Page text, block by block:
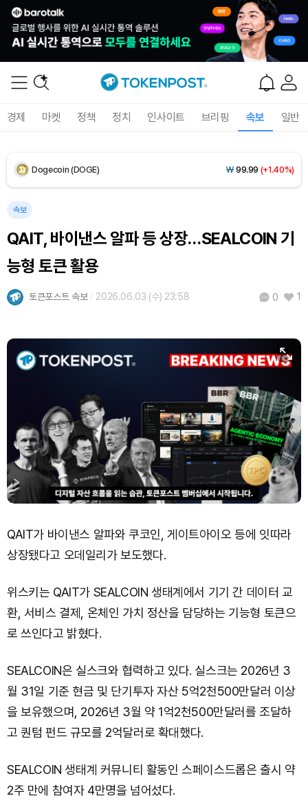
경제 마켓 정책 정치 인사이트 브리핑 속보 일반
XRP (XRP) ₩1,469(+1.06%)
Dogecoin (DOGE) ₩ 99.99 (+1.40%)
속보
QAIT, 바이낸스 알파 등 상장…SEALCOIN 기
능형 토큰 활용
토큰포스트 속보 2026.06.03 (수) 23:58 0 1
QAIT가 바이낸스 알파와 쿠코인, 게이트아이오 등에 잇따라
상장됐다고 오데일리가 보도했다.
위스키는 QAIT가 SEALCOIN 생태계에서 기기 간 데이터 교
환, 서비스 결제, 온체인 가치 정산을 담당하는 기능형 토큰으
로 쓰인다고 밝혔다.
SEALCOIN은 실스크와 협력하고 있다. 실스크는 2026년 3
월 31일 기준 현금 및 단기투자 자산 5억2천500만달러 이상
을 보유했으며, 2026년 3월 약 1억2천500만달러를 조달하
고 퀀텀 펀드 규모를 2억달러로 확대했다.
SEALCOIN 생태계 커뮤니티 활동인 스페이스드롭은 출시 약
2주 만에 참여자 4만명을 넘어섰다.